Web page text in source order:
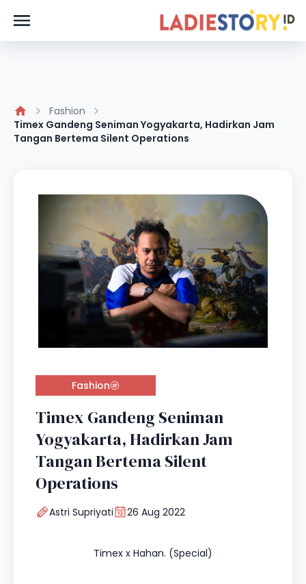
Fashion
Timex Gandeng Seniman Yogyakarta, Hadirkan Jam
Tangan Bertema Silent Operations
Fashion
Timex Gandeng Seniman
Yogyakarta, Hadirkan Jam
Tangan Bertema Silent
Operations
Astri Supriyati 26 Aug 2022
Timex x Hahan. (Special)